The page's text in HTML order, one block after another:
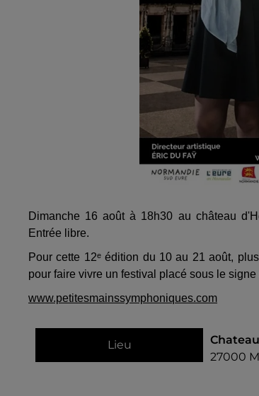
Dimanche 16 août à 18h30 au château
Entrée libre.
Pour cette 12ᵉ édition du 10 au 21 août,
pour faire vivre un festival placé sous le
www.petitesmainssymphoniques.com
Lieu
27000